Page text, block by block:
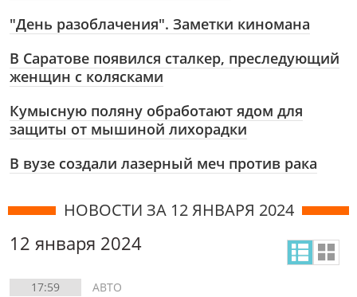
"День разоблачения". Заметки киномана
В Саратове появился сталкер, преследующий
женщин с колясками
Кумысную поляну обработают ядом для
защиты от мышиной лихорадки
В вузе создали лазерный меч против рака
НОВОСТИ ЗА 12 ЯНВАРЯ 2024
12 января 2024
17:59 АВТО